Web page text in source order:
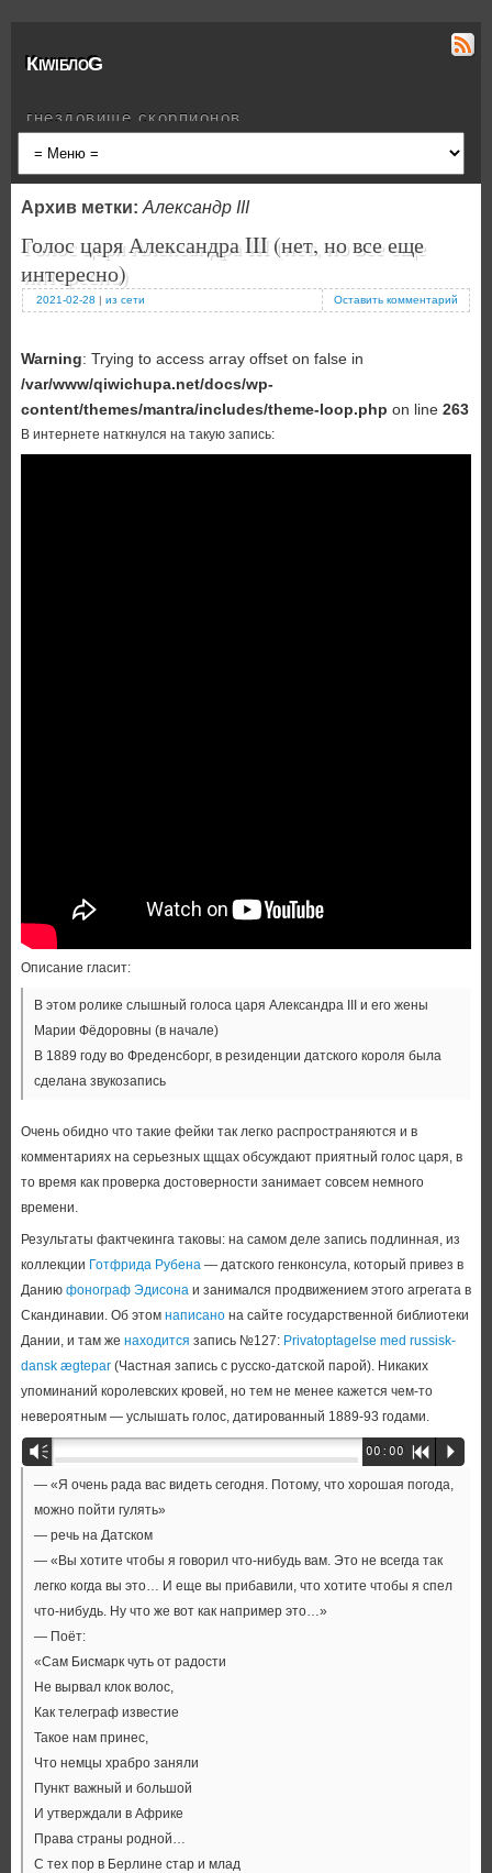
КiwiблоG
гнездовище скорпионов
Архив метки: Александр III
Голос царя Александра III (нет, но все еще
интересно)
2021-02-28 | из сети Оставить комментарий
Warning: Trying to access array offset on false in
/var/www/qiwichupa.net/docs/wp-
content/themes/mantra/includes/theme-loop.php on line 263
В интернете наткнулся на такую запись:
Описание гласит:
В этом ролике слышный голоса царя Александра III и его жены
Марии Фёдоровны (в начале)
В 1889 году во Фреденсборг, в резиденции датского короля была
сделана звукозапись
Очень обидно что такие фейки так легко распространяются и в
комментариях на серьезных щщах обсуждают приятный голос царя, в
то время как проверка достоверности занимает совсем немного
времени.
Результаты фактчекинга таковы: на самом деле запись подлинная, из
коллекции Готфрида Рубена— датского генконсула, который привез в
Данию фонограф Эдисонаи занимался продвижением этого агрегата в
Скандинавии. Об этом написанона сайте государственной библиотеки
Дании, и там же находится запись №127: Privatoptagelse med russisk-
dansk ægtepar(Частная запись с русско-датской парой). Никаких
упоминаний королевских кровей, но тем не менее кажется чем-то
невероятным — услышать голос, датированный 1889-93 годами.
Аудиоплеер
Vm 00:00 R P
— «Я очень рада вас видеть сегодня. Потому, что хорошая погода,
можно пойти гулять»
— речь на Датском
— «Вы хотите чтобы я говорил что-нибудь вам. Это не всегда так
легко когда вы это… И еще вы прибавили, что хотите чтобы я спел
что-нибудь. Ну что же вот как например это…»
— Поёт:
«Сам Бисмарк чуть от радости
Не вырвал клок волос,
Как телеграф известие
Такое нам принес,
Что немцы храбро заняли
Пункт важный и большой
И утверждали в Африке
Права страны родной…
С тех пор в Берлине стар и млад